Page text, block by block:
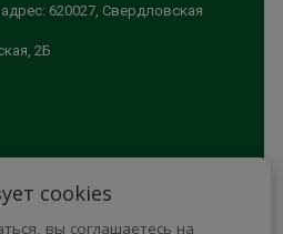
620027, Свердловская
2Б
cookies
вы соглашаетесь на